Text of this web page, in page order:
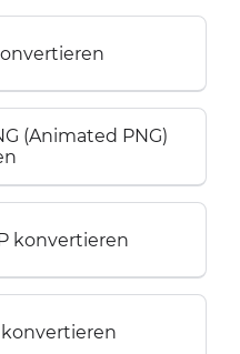
(Animated PNG)
konvertieren
konvertieren